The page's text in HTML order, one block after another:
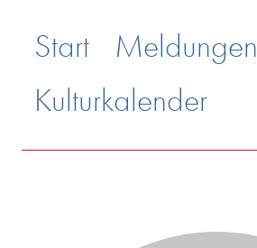
Start Meldungen
Kulturkalender